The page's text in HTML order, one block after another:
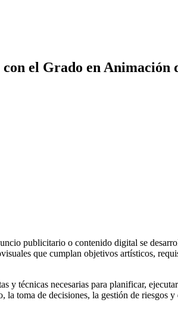
el Grado en
publicitario o contenido digital se
que cumplan objetivos artísticos,
técnicas necesarias para planificar,
toma de decisiones, la gestión de riesgos